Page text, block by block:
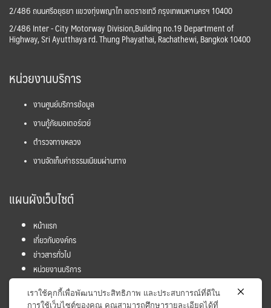
2/486 ถนนศรีอยุธยา แขวงทุ่งพญาไท เขตราชเทวี กรุงเทพมหานครฯ 10400
2/486 Inter - City Motorway Division,Building no.19 Department of
Highway, Sri Ayutthaya rd. Thung Phayathai, Rachathewi, Bangkok 10400
หน่วยงานบริการ
งานศูนย์บริการข้อมูล
งานกู้ภัยมอเตอร์เวย์
ตำรวจทางหลวง
งานจัดเก็บค่าธรรมเนียมผ่านทาง
แผนผังเว็บไซต์
หน้าแรก
เกี่ยวกับองค์กร
ข่าวสารทั่วไป
หน่วยงานบริการ
โครงการ
ข้อมูลและสถิติ
เราใช้คุกกี้เพื่อพัฒนาประสิทธิภาพ และประสบการณ์ที่ดีใน
การใช้เว็บไซต์ของคุณ คุณสามารถศึกษารายละเอียดได้ที่